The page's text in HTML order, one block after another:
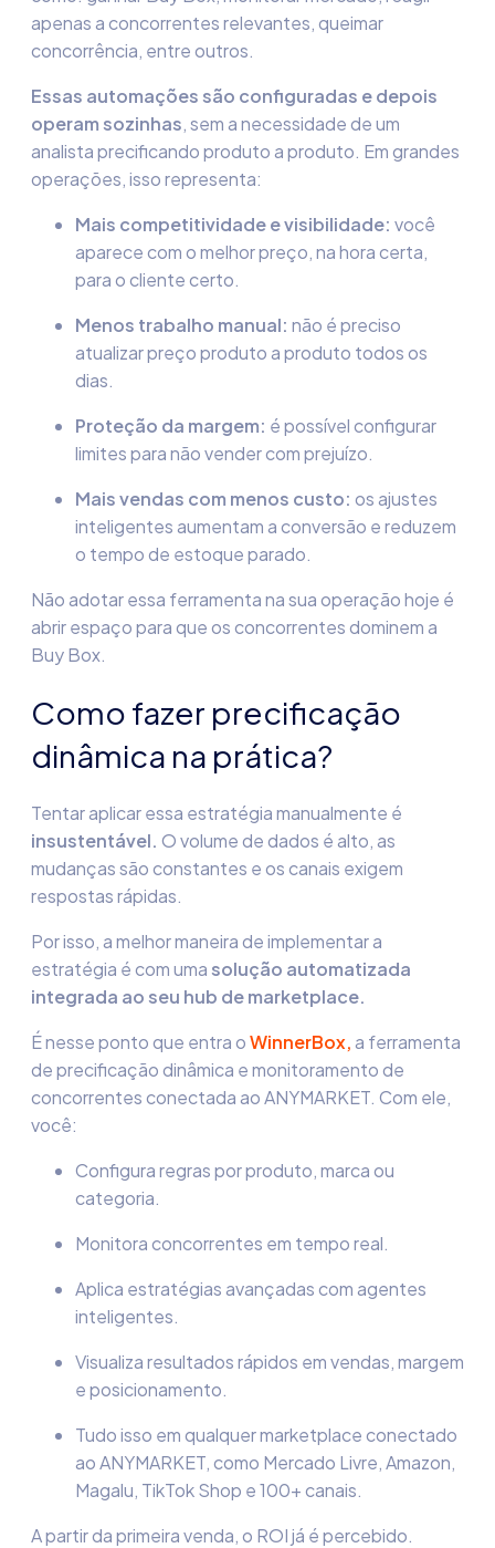
apenas a concorrentes relevantes, queimar
concorrência, entre outros.
Essas automações são configuradas e depois
operam sozinhas, sem a necessidade de um
analista precificando produto a produto. Em grandes
operações, isso representa:
Mais competitividade e visibilidade: você
aparece com o melhor preço, na hora certa,
para o cliente certo.
Menos trabalho manual: não é preciso
atualizar preço produto a produto todos os
dias.
Proteção da margem: é possível configurar
limites para não vender com prejuízo.
Mais vendas com menos custo: os ajustes
inteligentes aumentam a conversão e reduzem
o tempo de estoque parado.
Não adotar essa ferramenta na sua operação hoje é
abrir espaço para que os concorrentes dominem a
Buy Box.
Como fazer precificação
dinâmica na prática?
Tentar aplicar essa estratégia manualmente é
insustentável. O volume de dados é alto, as
mudanças são constantes e os canais exigem
respostas rápidas.
Por isso, a melhor maneira de implementar a
estratégia é com umasolução automatizada
integrada ao seu hub de marketplace.
É nesse ponto que entra oWinnerBox,a ferramenta
de precificação dinâmica e monitoramento de
concorrentes conectada ao ANYMARKET. Com ele,
você:
Configura regras por produto, marca ou
categoria.
Monitora concorrentes em tempo real.
Aplica estratégias avançadas com agentes
inteligentes.
Visualiza resultados rápidos em vendas, margem
e posicionamento.
Tudo isso em qualquer marketplace conectado
ao ANYMARKET, como Mercado Livre, Amazon,
Magalu, TikTok Shop e 100+ canais.
A partir da primeira venda, o ROI já é percebido.